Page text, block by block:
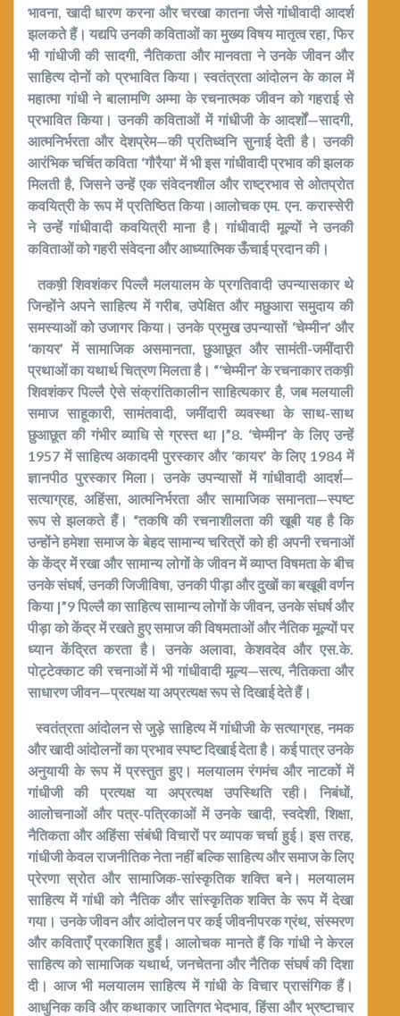
भावना, खादी धारण करना और चरखा कातना जैसे गांधीवादी आदर्श
झलकते हैं। यद्यपि उनकी कविताओं का मुख्य विषय मातृत्व रहा,फिर
भी गांधीजी की सादगी,नैतिकता और मानवता ने उनके जीवन और
साहित्य दोनों को प्रभावित किया।स्वतंत्रता आंदोलन के काल में
महात्मा गांधी ने बालामणि अम्मा के रचनात्मक जीवन को गहराई से
प्रभावित किया। उनकी कविताओं में गांधीजी के आदर्शों—सादगी,
आत्मनिर्भरता और देशप्रेम—की प्रतिध्वनि सुनाई देती है। उनकी
आरंभिक चर्चित कविता‘गौरैया’ में भी इस गांधीवादी प्रभाव की झलक
मिलती है,जिसने उन्हें एक संवेदनशील और राष्ट्रभाव से ओतप्रोत
कवयित्री के रूप में प्रतिष्ठित किया।आलोचक एम. एन. करास्सेरी
ने उन्हें गांधीवादी कवयित्री माना है। गांधीवादी मूल्यों ने उनकी
कविताओं को गहरी संवेदना और आध्यात्मिक ऊँचाई प्रदान की।
तकष़ी शिवशंकर पिल्लै मलयालम के प्रगतिवादी उपन्यासकार थे
जिन्होंने अपने साहित्य में गरीब,उपेक्षित और मछुआरा समुदाय की
समस्याओं को उजागर किया। उनके प्रमुख उपन्यासों ‘चेम्मीन’ और
‘कायर’ में सामाजिक असमानता,छुआछूत और सामंती-जमींदारी
प्रथाओं का यथार्थ चित्रण मिलता है। “‘चेम्मीन’ के रचनाकार तकष़ी
शिवशंकर पिल्लै ऐसे संक्रांतिकालीन साहित्यकार है, जब मलयाली
समाज साहूकारी,सामंतवादी, जमींदारी व्यवस्था के साथ-साथ
छुआछूत की गंभीर व्याधि से ग्रस्त था |”8 . ‘चेम्मीन’ के लिए उन्हें
1957 में साहित्य अकादमी पुरस्कार और ‘कायर’ के लिए 1984में
ज्ञानपीठ पुरस्कार मिला। उनके उपन्यासों में गांधीवादी आदर्श—
सत्याग्रह,अहिंसा,आत्मनिर्भरता और सामाजिक समानता—स्पष्ट
रूप से झलकते हैं। “तकषि की रचनाशीलता की खूबी यह है कि
उन्होंने हमेशा समाज के बेहद सामान्य चरित्रों को ही अपनी रचनाओं
के केंद्र में रखा और सामान्य लोगों के जीवन में व्याप्त विषमता के बीच
उनके संघर्ष,उनकी जिजीविषा, उनकी पीड़ा और दुखों का बखूबी वर्णन
किया |”9पिल्लै का साहित्य सामान्य लोगों के जीवन,उनके संघर्ष और
पीड़ा को केंद्र में रखते हुए समाज की विषमताओं और नैतिक मूल्यों पर
ध्यान केंद्रित करता है। उनके अलावा, केशवदेव और एस.के.
पोट्टेक्काट की रचनाओं में भी गांधीवादी मूल्य—सत्य,नैतिकता और
साधारण जीवन—प्रत्यक्ष या अप्रत्यक्ष रूप से दिखाई देते हैं।
स्वतंत्रता आंदोलन से जुड़े साहित्य में गांधीजी के सत्याग्रह,नमक
और खादी आंदोलनों का प्रभाव स्पष्ट दिखाई देता है। कई पात्र उनके
अनुयायी के रूप में प्रस्तुत हुए। मलयालम रंगमंच और नाटकों में
गांधीजी की प्रत्यक्ष या अप्रत्यक्ष उपस्थिति रही। निबंधों,
आलोचनाओं और पत्र-पत्रिकाओं में उनके खादी, स्वदेशी,शिक्षा,
नैतिकता और अहिंसा संबंधी विचारों पर व्यापक चर्चा हुई। इस तरह,
गांधीजी केवल राजनीतिक नेता नहीं बल्कि साहित्य और समाज के लिए
प्रेरणा स्रोत और सामाजिक-सांस्कृतिक शक्ति बने। मलयालम
साहित्य में गांधी को नैतिक और सांस्कृतिक शक्ति के रूप में देखा
गया। उनके जीवन और आंदोलन पर कई जीवनीपरक ग्रंथ,संस्मरण
और कविताएँ प्रकाशित हुईं। आलोचक मानते हैं कि गांधी ने केरल
साहित्य को सामाजिक यथार्थ, जनचेतना और नैतिक संघर्ष की दिशा
दी। आज भी मलयालम साहित्य में गांधी के विचार प्रासंगिक हैं।
आधुनिक कवि और कथाकार जातिगत भेदभाव, हिंसा और भ्रष्टाचार